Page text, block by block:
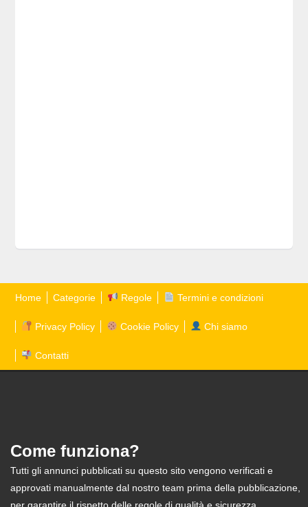
Home Categorie Regole Termini e condizioni
Privacy Policy Cookie Policy Chi siamo
Contatti
Come funziona?
Tutti gli annunci pubblicati su questo sito vengono verificati e
approvati manualmente dal nostro team prima della pubblicazione,
per garantire il rispetto delle regole di qualità e sicurezza.